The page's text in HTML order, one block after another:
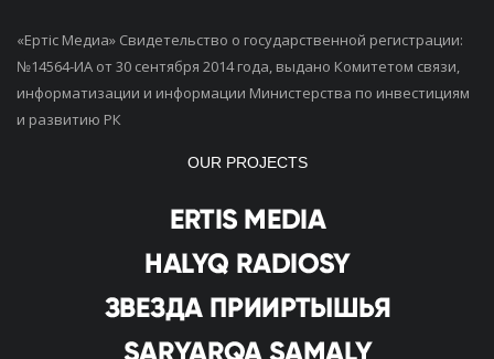
«Ертiс Медиа» Свидетельство о государственной регистрации:
№14564-ИА от 30 сентября 2014 года, выдано Комитетом связи,
информатизации и информации Министерства по инвестициям
и развитию РК
OUR PROJECTS